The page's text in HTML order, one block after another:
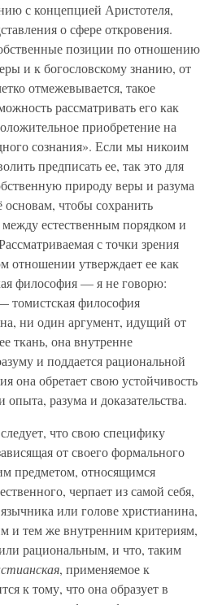
с концепцией Аристотеля,
о сфере откровения.
позиции по отношению
и к богословскому знанию, от
отмежевывается, такое
рассматривать его как
приобретение на
сознания». Если мы никоим
предписать ее, так это для
природу веры и разума
основам, чтобы сохранить
между естественным порядком и
с точки зрения
отношении утверждает ее как
философия — я не говорю:
томистская философия
ни один аргумент, идущий от
ткань, она внутренне
и поддается рациональной
она обретает свою устойчивость
разума и доказательства.
что свою специфику
от своего формального
предметом, относящимся
черпает из самой себя,
или голове христианина,
и тем же внутренним критериям,
рациональным, и что, таким
, применяемое к
к тому, что она образует в